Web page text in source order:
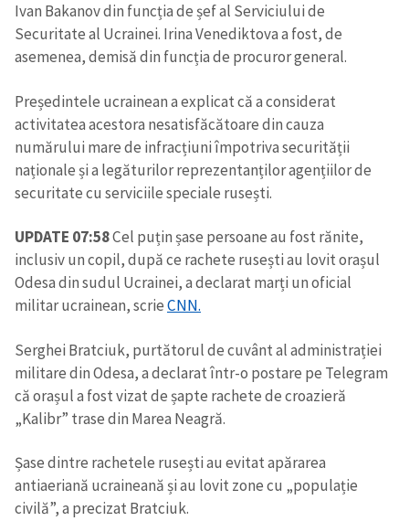
SUSȚINE
Ivan Bakanov din funcția de șef al Serviciului de
Securitate al Ucrainei. Irina Venediktova a fost, de
asemenea, demisă din funcția de procuror general.
Președintele ucrainean a explicat că a considerat
activitatea acestora nesatisfăcătoare din cauza
numărului mare de infracțiuni împotriva securității
naționale și a legăturilor reprezentanților agențiilor de
securitate cu serviciile speciale rusești.
UPDATE 07:58Cel puțin șase persoane au fost rănite,
inclusiv un copil, după ce rachete rusești au lovit orașul
Odesa din sudul Ucrainei, a declarat marți un oficial
militar ucrainean, scrieCNN.
Serghei Bratciuk, purtătorul de cuvânt al administrației
militare din Odesa, a declarat într-o postare pe Telegram
că orașul a fost vizat de șapte rachete de croazieră
„Kalibr” trase din Marea Neagră.
Șase dintre rachetele rusești au evitat apărarea
antiaeriană ucraineană și au lovit zone cu „populație
civilă”, a precizat Bratciuk.